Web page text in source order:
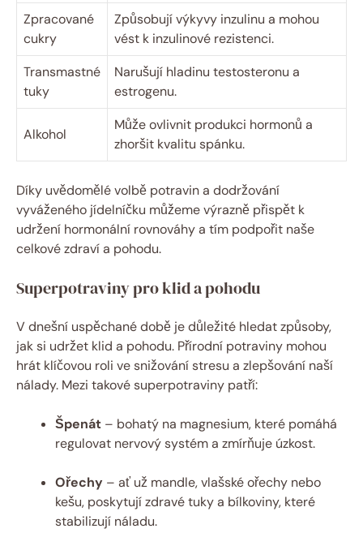
Zpracované
cukry
Způsobují výkyvy inzulinu a mohou
vést k inzulinové rezistenci.
Transmastné
tuky
Narušují hladinu testosteronu a
estrogenu.
Alkohol
Může ovlivnit produkci hormonů a
zhoršit kvalitu spánku.
Díky uvědomělé volbě potravin a dodržování
vyváženého jídelníčku můžeme výrazně přispět k
udržení hormonální rovnováhy a tím podpořit naše
celkové zdraví a pohodu.
Superpotraviny pro klid a pohodu
V dnešní uspěchané době je důležité hledat způsoby,
jak si udržet klid a pohodu. Přírodní potraviny mohou
hrát klíčovou roli ve snižování stresu a zlepšování naší
nálady. Mezi takové superpotraviny patří:
Špenát – bohatý na magnesium, které pomáhá
regulovat nervový systém a zmírňuje úzkost.
Ořechy – ať už mandle, vlašské ořechy nebo
kešu, poskytují zdravé tuky a bílkoviny, které
stabilizují náladu.